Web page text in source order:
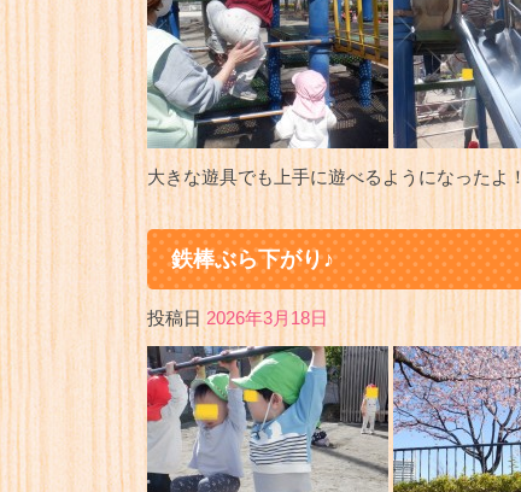
大きな遊具でも上手に遊べるようになったよ！
鉄棒ぶら下がり♪
投稿日 2026年3月18日